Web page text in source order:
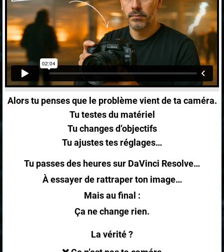
Alors tu penses que le problème vient de ta caméra.
Tu testes du matériel
Tu changes d’objectifs
Tu ajustes tes réglages…
Tu passes des heures sur DaVinci Resolve…
À essayer de rattraper ton image…
Mais au final :
Ça ne change rien.
La vérité ?